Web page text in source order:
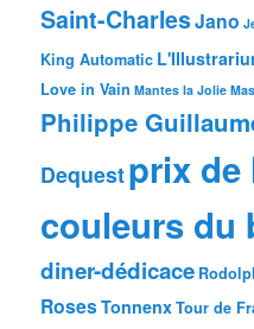
Saint-CharlesJano
King Automatic
Love in Vain Mantes la Jolie
Philippe
Dequestprix de
couleurs du
diner-dédicace
RosesTonnenxTour de